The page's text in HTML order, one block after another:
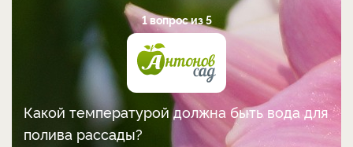
1 вопрос из 5
Какой температурой должна быть вода для
полива рассады?